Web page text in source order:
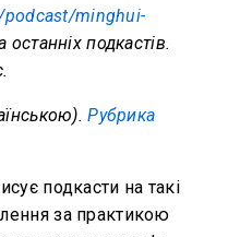
minghui-
останніх подкастів.
Рубрика
подкасти на такі
за практикою